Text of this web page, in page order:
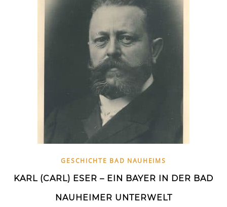
GESCHICHTE BAD NAUHEIMS
KARL (CARL) ESER – EIN BAYER IN DER BAD
NAUHEIMER UNTERWELT